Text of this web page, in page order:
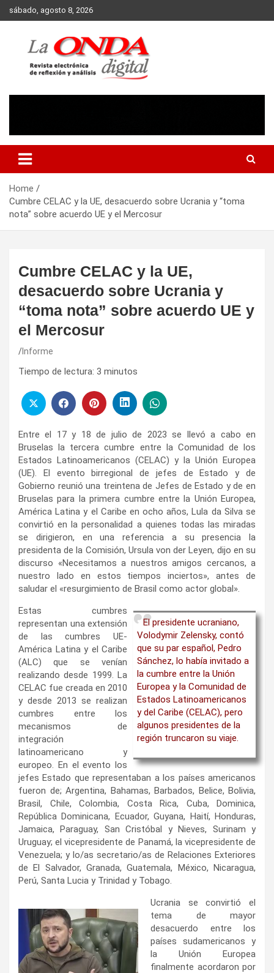
Skip
to
sábado, agosto 8, 2026
Home
Cumbre CELAC y la UE, desacuerdo sobre Ucrania y “toma
nota” sobre acuerdo UE y el Mercosur
Cumbre CELAC y la UE,
desacuerdo sobre Ucrania y
“toma nota” sobre acuerdo UE y
el Mercosur
Informe
Tiempo de lectura: 3 minutos
Entre el 17 y 18 de julio de 2023 se llevó a cabo en
Bruselas la tercera cumbre entre la Comunidad de los
Estados Latinoamericanos (CELAC) y la Unión Europea
(UE). El evento birregional de jefes de Estado y de
Gobierno reunió una treintena de Jefes de Estado y de en
Bruselas para la primera cumbre entre la Unión Europea,
América Latina y el Caribe en ocho años, Lula da Silva se
convirtió en la personalidad a quienes todas las miradas
se dirigieron, en una referencia a su presencia la
presidenta de la Comisión, Ursula von der Leyen, dijo en su
discurso «Necesitamos a nuestros amigos cercanos, a
nuestro lado en estos tiempos inciertos», antes de
saludar el «resurgimiento de Brasil como actor global».
El presidente ucraniano,
Volodymir Zelensky, contó
que su par español, Pedro
Sánchez, lo había invitado a
la cumbre entre la Unión
Europea y la Comunidad de
Estados Latinoamericanos
y del Caribe (CELAC), pero
algunos presidentes de la
región truncaron su viaje.
Estas cumbres
representan una extensión
de las cumbres UE-
América Latina y el Caribe
(ALC) que se venían
realizando desde 1999. La
CELAC fue creada en 2010
y desde 2013 se realizan
cumbres entre los
mecanismos de
integración
latinoamericano y
europeo. En el evento los
jefes Estado que representaban a los países americanos
fueron de; Argentina, Bahamas, Barbados, Belice, Bolivia,
Brasil, Chile, Colombia, Costa Rica, Cuba, Dominica,
República Dominicana, Ecuador, Guyana, Haití, Honduras,
Jamaica, Paraguay, San Cristóbal y Nieves, Surinam y
Uruguay; el vicepresidente de Panamá, la vicepresidente de
Venezuela; y lo/as secretario/as de Relaciones Exteriores
de El Salvador, Granada, Guatemala, México, Nicaragua,
Perú, Santa Lucia y Trinidad y Tobago.
Ucrania se convirtió el
tema de mayor
desacuerdo entre los
países sudamericanos y
la Unión Europea
finalmente acordaron por